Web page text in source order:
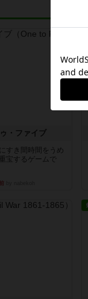
・ファイブ
すき間時間をうめ
宝するゲームで